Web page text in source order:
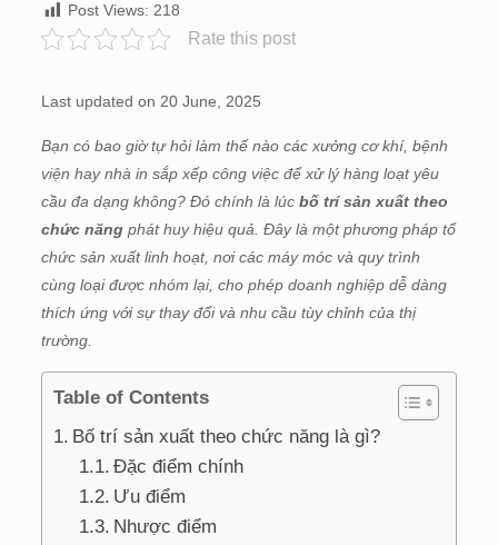
Post Views: 218
Rate this post
Last updated on 20 June, 2025
Bạn có bao giờ tự hỏi làm thế nào các xưởng cơ khí, bệnh
viện hay nhà in sắp xếp công việc để xử lý hàng loạt yêu
cầu đa dạng không? Đó chính là lúc bố trí sản xuất theo
chức năngphát huy hiệu quả. Đây là một phương pháp tổ
chức sản xuất linh hoạt, nơi các máy móc và quy trình
cùng loại được nhóm lại, cho phép doanh nghiệp dễ dàng
thích ứng với sự thay đổi và nhu cầu tùy chỉnh của thị
trường.
Table of Contents
Bố trí sản xuất theo chức năng là gì?
Đặc điểm chính
Ưu điểm
Nhược điểm